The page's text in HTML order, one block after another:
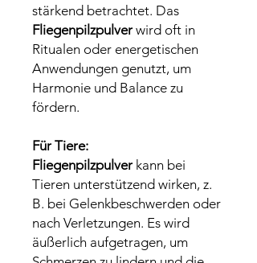
stärkend betrachtet. Das
Fliegenpilzpulver wird oft in
Ritualen oder energetischen
Anwendungen genutzt, um
Harmonie und Balance zu
fördern.
Für Tiere:
Fliegenpilzpulver kann bei
Tieren unterstützend wirken, z.
B. bei Gelenkbeschwerden oder
nach Verletzungen. Es wird
äußerlich aufgetragen, um